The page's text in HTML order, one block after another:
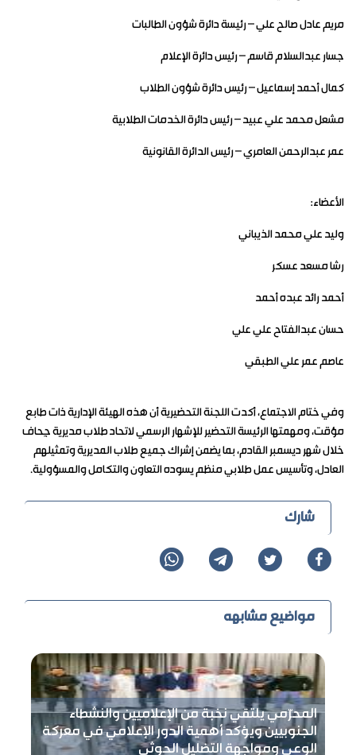
مريم عادل صالح علي – رئيسة دائرة شؤون الطالبات
جسار عبدالسلام قاسم – رئيس دائرة الإعلام
كمال أحمد إسماعيل – رئيس دائرة شؤون الطلاب
مشعل محمد علي عبيد – رئيس دائرة الخدمات الطلابية
عمر عبدالرحمن العامري – رئيس الدائرة القانونية
الأعضاء:
وليد علي محمد الذيباني
رشا مسعد عسكر
أحمد رائد عبده أحمد
حسان عبدالفتاح علي علي
عاصم عمر علي الطبقي
وفي ختام الاجتماع، أكدت اللجنة التحضيرية أن هذه الهيئة الإدارية ذات طابع
مؤقت، ومهمتها الرئيسة التحضير للإشهار الرسمي لاتحاد طلاب مديرية جِحاف
خلال شهر ديسمبر القادم، بما يضمن إشراك جميع طلاب المديرية وتمثيلهم
العادل، وتأسيس عمل طلابي منظم يسوده التعاون والتكامل والمسؤولية.
شارك
مواضيع مشابهه
المحرّمي يلتقي نخبة من الإعلاميين والنشطاء
الجنوبيين ويؤكد أهمية الدور الإعلامي في معركة
الوعي ومواجهة التضليل الحوثي